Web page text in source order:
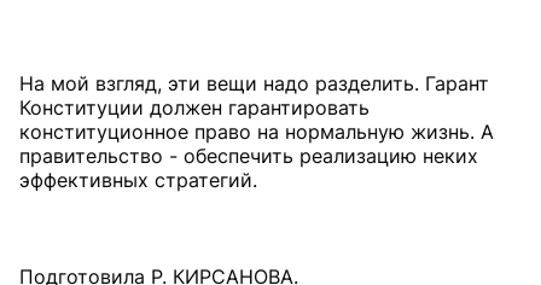
На мой взгляд, эти вещи надо разделить. Гарант
Конституции должен гарантировать
конституционное право на нормальную жизнь. А
правительство - обеспечить реализацию неких
эффективных стратегий.
Подготовила Р. КИРСАНОВА.